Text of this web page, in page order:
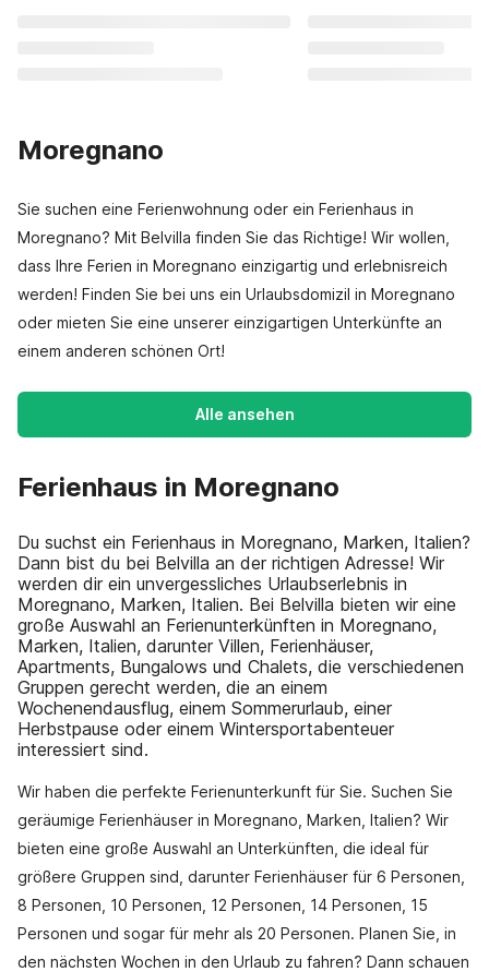
Moregnano
Sie suchen eine Ferienwohnung oder ein Ferienhaus in
Moregnano? Mit Belvilla finden Sie das Richtige! Wir wollen,
dass Ihre Ferien in Moregnano einzigartig und erlebnisreich
werden! Finden Sie bei uns ein Urlaubsdomizil in Moregnano
oder mieten Sie eine unserer einzigartigen Unterkünfte an
einem anderen schönen Ort!
Alle ansehen
Ferienhaus in Moregnano
Du suchst ein Ferienhaus in Moregnano, Marken, Italien?
Dann bist du bei Belvilla an der richtigen Adresse! Wir
werden dir ein unvergessliches Urlaubserlebnis in
Moregnano, Marken, Italien. Bei Belvilla bieten wir eine
große Auswahl an Ferienunterkünften in Moregnano,
Marken, Italien, darunter Villen, Ferienhäuser,
Apartments, Bungalows und Chalets, die verschiedenen
Gruppen gerecht werden, die an einem
Wochenendausflug, einem Sommerurlaub, einer
Herbstpause oder einem Wintersportabenteuer
interessiert sind.
Wir haben die perfekte Ferienunterkunft für Sie. Suchen Sie
geräumige Ferienhäuser in Moregnano, Marken, Italien? Wir
bieten eine große Auswahl an Unterkünften, die ideal für
größere Gruppen sind, darunter Ferienhäuser für 6 Personen,
8 Personen, 10 Personen, 12 Personen, 14 Personen, 15
Personen und sogar für mehr als 20 Personen. Planen Sie, in
den nächsten Wochen in den Urlaub zu fahren? Dann schauen